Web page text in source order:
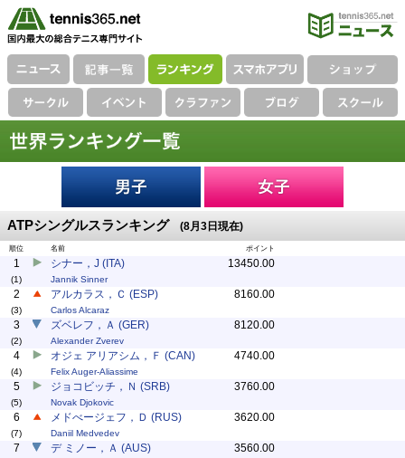
ATPシングルスランキング (8月3日現在)
順位 名前 ポイント
1
(1)
シナー，J (ITA)
Jannik Sinner
13450.00
2
(3)
アルカラス，Ｃ (ESP)
Carlos Alcaraz
8160.00
3
(2)
ズベレフ，Ａ (GER)
Alexander Zverev
8120.00
4
(4)
オジェ アリアシム，Ｆ (CAN)
Felix Auger-Aliassime
4740.00
5
(5)
ジョコビッチ，Ｎ (SRB)
Novak Djokovic
3760.00
6
(7)
メドべージェフ，Ｄ (RUS)
Daniil Medvedev
3620.00
7 デ ミノー，Ａ (AUS) 3560.00